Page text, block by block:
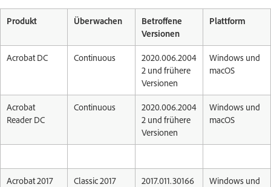
Produkt Überwachen
Betroffene
Versionen
Plattform
Acrobat DC Continuous
2020.006.2004
2 und frühere
Versionen
Windows und
macOS
Acrobat
Reader DC
Continuous
2020.006.2004
2 und frühere
Versionen
Windows und
macOS
Acrobat 2017 Classic 2017
2017.011.30166
Windows und